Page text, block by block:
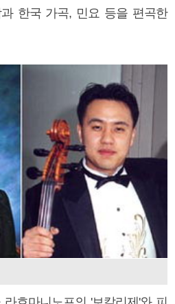
한국 가곡, 민요 등을 편곡한